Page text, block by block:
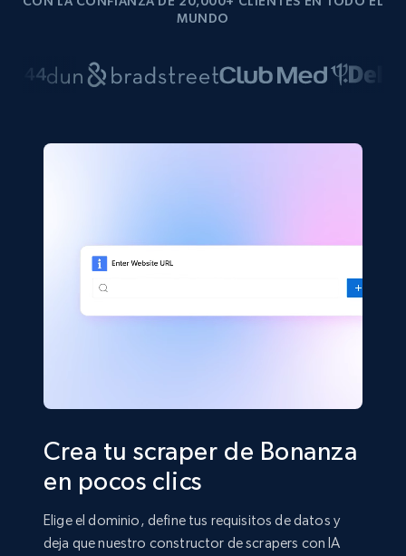
MUNDO
Crea tu scraper de Bonanza
en pocos clics
Elige el dominio, define tus requisitos de datos y
deja que nuestro constructor de scrapers con IA